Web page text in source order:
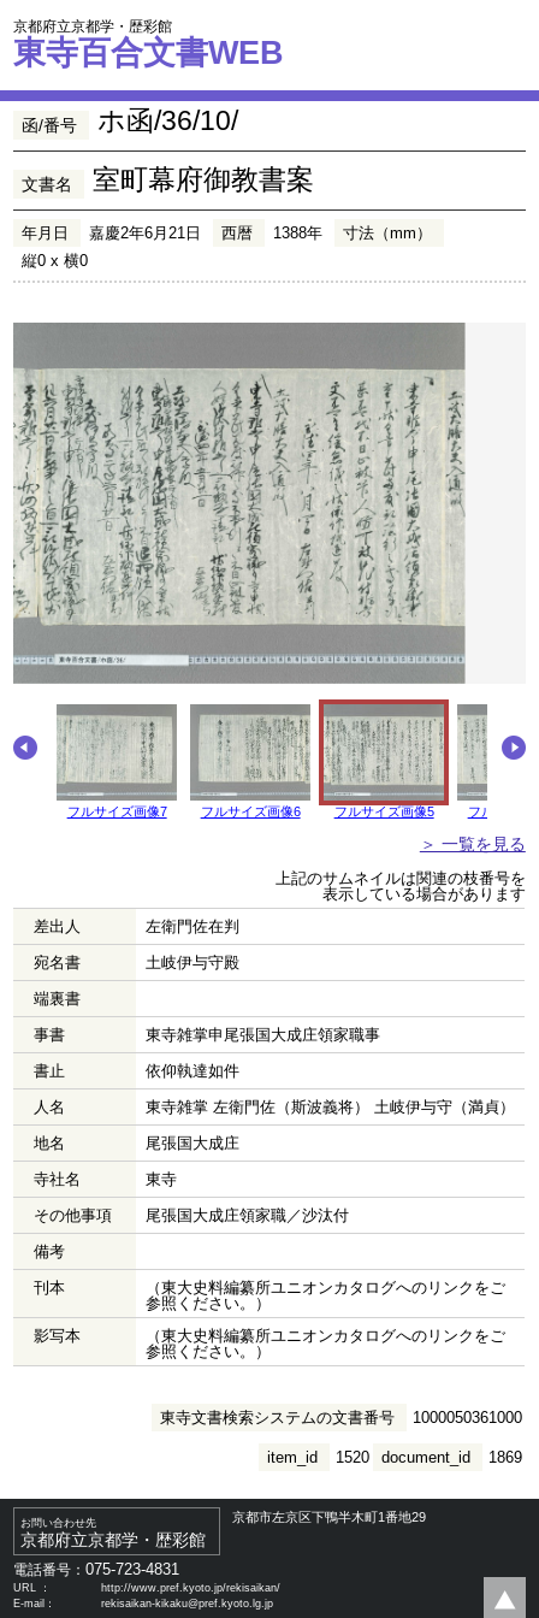
京都府立京都学・歴彩館
東寺百合文書WEB
函/番号 ホ函/36/10/
文書名 室町幕府御教書案
年月日 嘉慶2年6月21日 西暦 1388年
寸法（mm）
縦0 x 横0
フルサイズ画像7 フルサイズ画像6 フルサイズ画像5 フルサイズ
＞ 一覧を見る
上記のサムネイルは関連の枝番号を
表示している場合があります
差出人
左衛門佐在判
宛名書
土岐伊与守殿
端裏書
事書
東寺雑掌申尾張国大成庄領家職事
書止
依仰執達如件
人名
東寺雑掌 左衛門佐（斯波義将） 土岐伊与守（満貞）
地名
尾張国大成庄
寺社名
東寺
その他事項
尾張国大成庄領家職／沙汰付
備考
刊本
（東大史料編纂所ユニオンカタログへのリンクをご
参照ください。）
影写本
（東大史料編纂所ユニオンカタログへのリンクをご
参照ください。）
東寺文書検索システムの文書番号 1000050361000
document_id 1869
item_id 1520
お問い合わせ先
京都府立京都学・歴彩館
京都市左京区下鴨半木町1番地29
電話番号：075-723-4831
URL ：
http://www.pref.kyoto.jp/rekisaikan/
E-mail：
rekisaikan-kikaku@pref.kyoto.lg.jp